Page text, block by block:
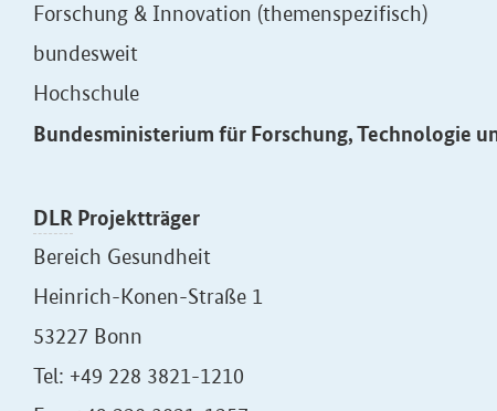
Forschung & Innovation (themenspezifisch)
bundesweit
Hochschule
Bundesministerium für Forschung, Technologie
DLR Projektträger
Bereich Gesundheit
Heinrich-Konen-Straße 1
53227 Bonn
Tel: +49 228 3821-1210